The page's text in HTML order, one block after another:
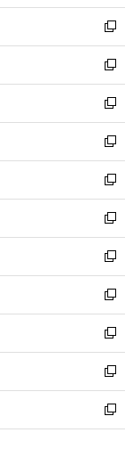
ウ
で
開
く
ン
ド
ウ
で
開
く
新
し
い
ウ
ィ
ン
ド
ウ
で
開
く
新
し
い
ウ
ィ
ン
ド
ウ
で
開
く
新
し
い
ウ
ィ
ン
ド
ウ
で
開
く
新
し
い
ウ
ィ
ン
ド
ウ
で
開
く
新
し
い
ウ
ィ
ン
ド
ウ
で
開
く
新
し
い
ウ
ィ
ン
ド
ウ
で
開
く
新
し
い
ウ
ィ
ン
ド
ウ
で
開
新
し
い
ウ
ィ
ン
ド
ウ
新
し
い
ウ
ィ
ン
新
し
い
ウ
新
し